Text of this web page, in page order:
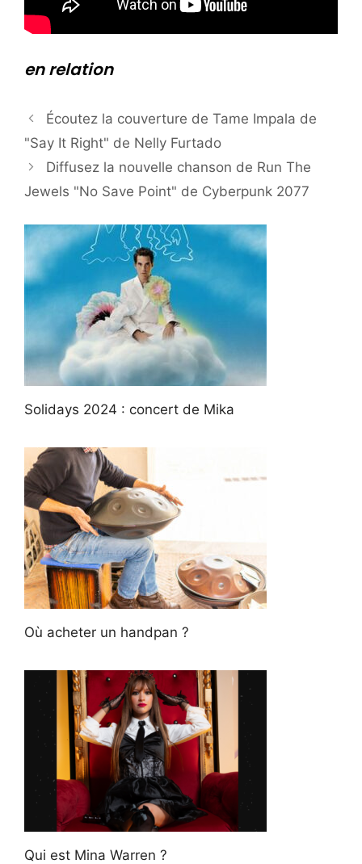
en relation
Écoutez la couverture de Tame Impala de
"Say It Right" de Nelly Furtado
Diffusez la nouvelle chanson de Run The
Jewels "No Save Point" de Cyberpunk 2077
Solidays 2024 : concert de Mika
Où acheter un handpan ?
Qui est Mina Warren ?